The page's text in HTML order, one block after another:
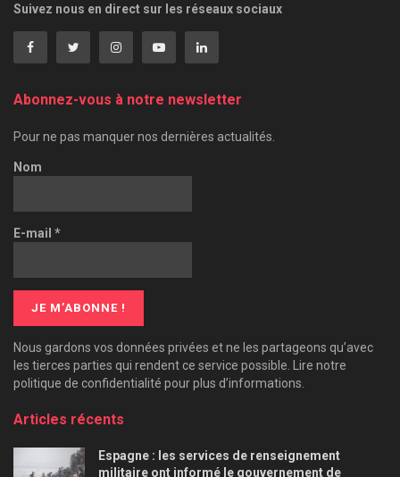
Suivez nous en direct sur les réseaux sociaux
Abonnez-vous à notre newsletter
Pour ne pas manquer nos dernières actualités.
Nom
E-mail *
Nous gardons vos données privées et ne les partageons qu’avec
les tierces parties qui rendent ce service possible. Lire notre
politique de confidentialité pour plus d’informations.
Articles récents
Espagne : les services de renseignement
militaire ont informé le gouvernement de